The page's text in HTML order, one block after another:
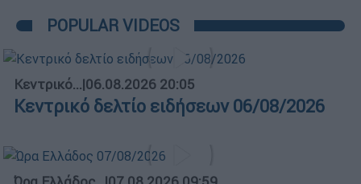
POPULAR VIDEOS
Κεντρικό...|06.08.2026 20:05
Κεντρικό δελτίο ειδήσεων 06/08/2026